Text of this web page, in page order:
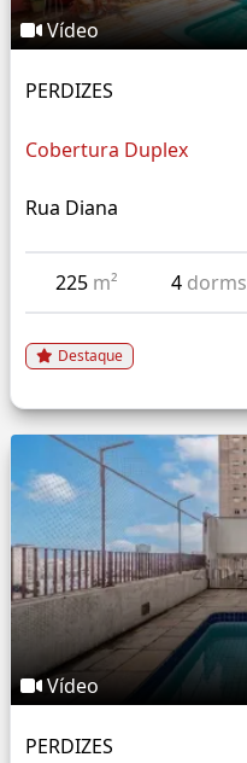
Vídeo
PERDIZES
Cobertura Duplex
Rua Diana
225 m² 4 dorms
Destaque
Vídeo
PERDIZES